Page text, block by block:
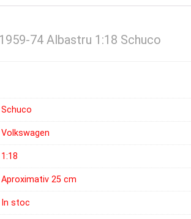
74 Albastru 1:18 Schuco
Schuco
Volkswagen
1:18
Aproximativ 25 cm
In stoc